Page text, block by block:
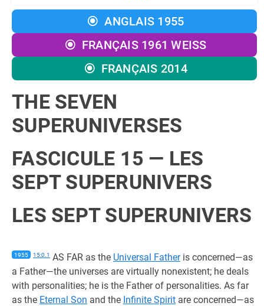
ANGLAIS 1955
FRANÇAIS 1961 WEISS
FRANÇAIS 2014
THE SEVEN
SUPERUNIVERSES
FASCICULE 15 — LES
SEPT SUPERUNIVERS
LES SEPT SUPERUNIVERS
1955 15:0.1 AS FAR as the Universal Fatheris concerned—as
a Father—the universes are virtually nonexistent; he deals
with personalities; he is the Father of personalities. As far
as the Eternal Son and the Infinite Spirit are concerned—as